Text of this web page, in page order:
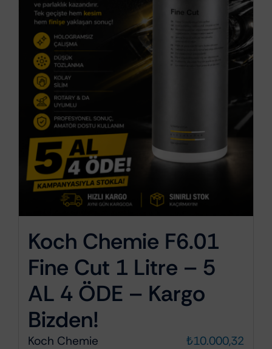
Koch Chemie F6.01
Fine Cut 1 Litre – 5
AL 4 ÖDE – Kargo
Bizden!
Koch Chemie ₺10.000,32